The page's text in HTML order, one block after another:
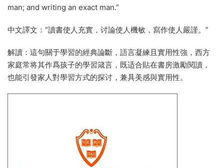
man; and writing an exact man.”
中文譯文：“讀書使人充實，讨論使人機敏，寫作使人嚴謹。”
解讀：這句關于學習的經典論斷，語言凝練且實用性強，西方
家庭常将其作爲孩子的學習箴言，既适合貼在書房激勵閱讀，
也能引發家人對學習方式的探讨，兼具美感與實用性。